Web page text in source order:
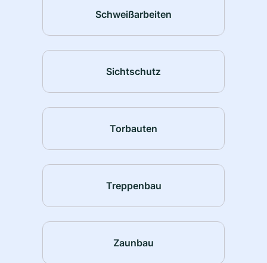
Schweißarbeiten
Sichtschutz
Torbauten
Treppenbau
Zaunbau